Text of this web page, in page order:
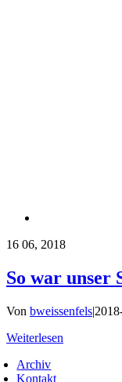
16 06, 2018
So war unser
Von bweissenfels|
Weiterlesen
Archiv
Kontakt